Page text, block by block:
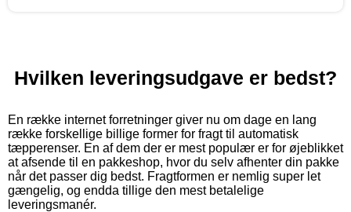
Hvilken leveringsudgave er bedst?
En række internet forretninger giver nu om dage en lang
række forskellige billige former for fragt til automatisk
tæpperenser. En af dem der er mest populær er for øjeblikket
at afsende til en pakkeshop, hvor du selv afhenter din pakke
når det passer dig bedst. Fragtformen er nemlig super let
gængelig, og endda tillige den mest betalelige
leveringsmanér.